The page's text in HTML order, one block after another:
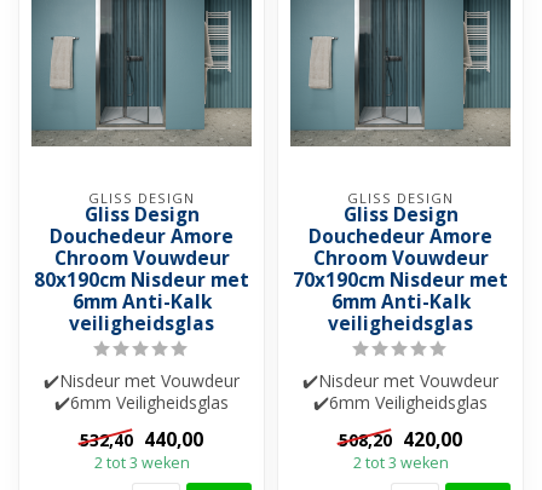
GLISS DESIGN
Gliss Design
Douchedeur Amore
Chroom Vouwdeur
80x190cm Nisdeur met
6mm Anti-Kalk
veiligheidsglas
✔️Nisdeur met Vouwdeur
✔️6mm Veiligheidsglas
✔️Helderglas ✔️Nano-
coating ✔️Besch...
532,40 440,00
2 tot 3 weken
GLISS DESIGN
Gliss Design
Douchedeur Amore
Chroom Vouwdeur
70x190cm Nisdeur met
6mm Anti-Kalk
veiligheidsglas
✔️Nisdeur met Vouwdeur
✔️6mm Veiligheidsglas
✔️Helderglas ✔️Nano-
coating ✔️Besch...
508,20 420,00
2 tot 3 weken